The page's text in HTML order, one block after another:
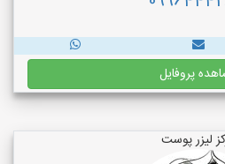
پروفایل
لیزر پوست